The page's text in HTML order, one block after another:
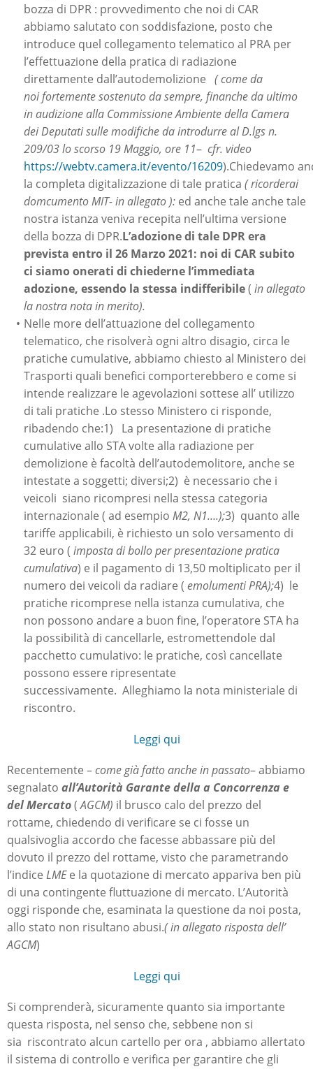
bozza di DPR : provvedimento che noi di CAR
abbiamo salutato con soddisfazione, posto che
introduce quel collegamento telematico al PRA per
l’effettuazione della pratica di radiazione
direttamente dall’autodemolizione ( come da
noi fortemente sostenuto da sempre, finanche da ultimo
in audizione alla Commissione Ambiente della Camera
dei Deputati sulle modifiche da introdurre al D.lgs n.
209/03 lo scorso 19 Maggio, ore 11– cfr. video
https://webtv.camera.it/evento/16209).Chiedevamo
la completa digitalizzazione di tale pratica ( ricorderai
domcumento MIT- in allegato ): ed anche tale anche tale
nostra istanza veniva recepita nell’ultima versione
della bozza di DPR.L’adozione di tale DPR era
prevista entro il 26 Marzo 2021: noi di CAR subito
ci siamo onerati di chiederne l’immediata
adozione, essendo la stessa indifferibile( in allegato
la nostra nota in merito).
Nelle more dell’attuazione del collegamento
telematico, che risolverà ogni altro disagio, circa le
pratiche cumulative, abbiamo chiesto al Ministero dei
Trasporti quali benefici comporterebbero e come si
intende realizzare le agevolazioni sottese all’ utilizzo
di tali pratiche .Lo stesso Ministero ci risponde,
ribadendo che:1) La presentazione di pratiche
cumulative allo STA volte alla radiazione per
demolizione è facoltà dell’autodemolitore, anche se
intestate a soggetti; diversi;2) è necessario che i
veicoli siano ricompresi nella stessa categoria
internazionale ( ad esempio M2, N1….);3) quanto alle
tariffe applicabili, è richiesto un solo versamento di
32 euro ( imposta di bollo per presentazione pratica
cumulativa) e il pagamento di 13,50 moltiplicato per il
numero dei veicoli da radiare ( emolumenti PRA);4) le
pratiche ricomprese nella istanza cumulativa, che
non possono andare a buon fine, l’operatore STA ha
la possibilità di cancellarle, estromettendole dal
pacchetto cumulativo: le pratiche, così cancellate
possono essere ripresentate
successivamente. Alleghiamo la nota ministeriale di
riscontro.
Leggi qui
Recentemente –come già fatto anche in passato– abbiamo
segnalato all’Autorità Garante della a Concorrenza e
del Mercato(AGCM) il brusco calo del prezzo del
rottame, chiedendo di verificare se ci fosse un
qualsivoglia accordo che facesse abbassare più del
dovuto il prezzo del rottame, visto che parametrando
l’indice LMEe la quotazione di mercato appariva ben più
di una contingente fluttuazione di mercato. L’Autorità
oggi risponde che, esaminata la questione da noi posta,
allo stato non risultano abusi.( in allegato risposta dell’
AGCM)
Leggi qui
Si comprenderà, sicuramente quanto sia importante
questa risposta, nel senso che, sebbene non si
sia riscontrato alcun cartello per ora , abbiamo allertato
il sistema di controllo e verifica per garantire che gli